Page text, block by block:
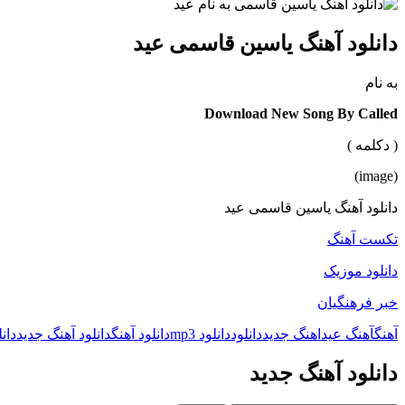
دانلود آهنگ یاسین قاسمی عید
به نام
Download New Song By Called
( دکلمه )
(image)
دانلود آهنگ یاسین قاسمی عید
تکست آهنگ
دانلود موزیک
خبر فرهنگیان
آهنگآهنگ عید اهنگ جدیددانلوددانلود mp3 دانلود آهنگدانلود آهنگ جدید
دانلود آهنگ جدید